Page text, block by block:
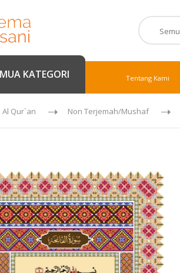
KATEGORI Tentang Kami
Al Qur`an Non Terjemah/Mushaf